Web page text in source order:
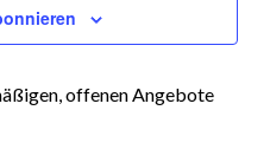
offenen Angebote